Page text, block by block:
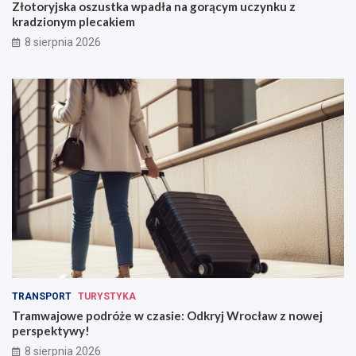
d
ł
a
n
g
o
r
c
z
u
z
r
a
d
i
e
:
O
k
r
y
W
a
o
w
p
e
Złotoryjska oszustka wpadła na gorącym uczynku z
kradzionym plecakiem
8 sierpnia 2026
TRANSPORT TURYSTYKA
Tramwajowe podróże w czasie: Odkryj Wrocław z nowej
perspektywy!
8 sierpnia 2026